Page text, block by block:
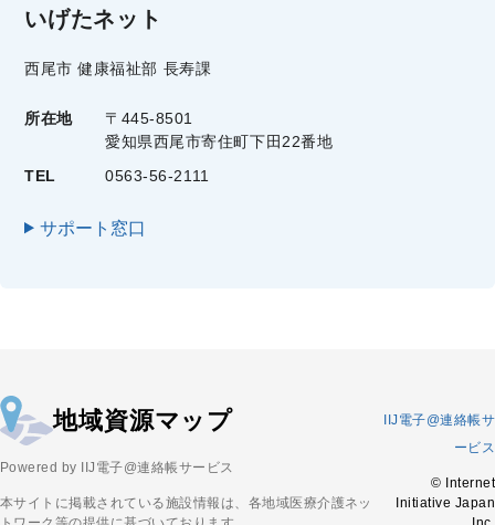
いげたネット
西尾市 健康福祉部 長寿課
所在地
〒445-8501
愛知県西尾市寄住町下田22番地
TEL
0563-56-2111
サポート窓口
地域資源マップ
Powered by IIJ電子@連絡帳サービス
本サイトに掲載されている施設情報は、各地域医療介護ネッ
IIJ電子@連絡帳サ
ービス
© Internet
Initiative Japan